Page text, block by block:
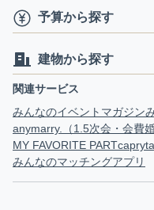
予算から探す
建物から探す
関連サービス
みんなのイベントマガジン
anymarry.（1.5次会・会費婚
MY FAVORITE PARTcapry
みんなのマッチングアプリ